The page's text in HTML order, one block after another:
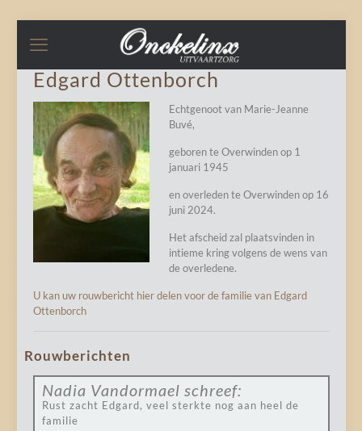
Edgard Ottenborch
Echtgenoot van Marie-Jeanne
Buvé,
geboren te Overwinden op 1
januari 1945
en overleden te Overwinden op 16
juni 2024.
Het afscheid zal plaatsvinden in
intieme kring volgens de wens van
de overledene.
U kan uw rouwbericht hier delen voor de familie van Edgard
Ottenborch
Rouwberichten
Nadia Vandormael schreef:
Rust zacht Edgard, veel sterkte nog aan heel de
familie